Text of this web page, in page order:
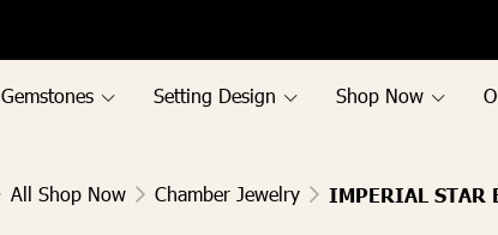
Gemstones Setting Design Shop Now
All Shop Now Chamber Jewelry IMPERIAL STAR